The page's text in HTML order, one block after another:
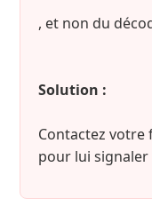
, et non du
Solution :
Contactez votre
pour lui signaler